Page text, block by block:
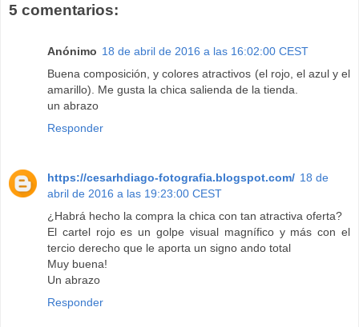
5 comentarios:
Anónimo 18 de abril de 2016 a las 16:02:00 CEST
Buena composición, y colores atractivos (el rojo, el azul y el
amarillo). Me gusta la chica salienda de la tienda.
un abrazo
Responder
https://cesarhdiago-fotografia.blogspot.com/ 18 de
abril de 2016 a las 19:23:00 CEST
¿Habrá hecho la compra la chica con tan atractiva oferta?
El cartel rojo es un golpe visual magnífico y más con el
tercio derecho que le aporta un signo ando total
Muy buena!
Un abrazo
Responder